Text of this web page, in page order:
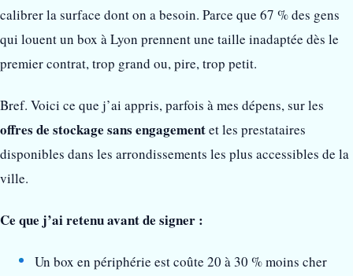
calibrer la surface dont on a besoin. Parce que 67 % des gens
qui louent un box à Lyon prennent une taille inadaptée dès le
premier contrat, trop grand ou, pire, trop petit.
Bref. Voici ce que j’ai appris, parfois à mes dépens, sur les
offres de stockage sans engagementet les prestataires
disponibles dans les arrondissements les plus accessibles de la
ville.
Ce que j’ai retenu avant de signer :
Un box en périphérie est coûte 20 à 30 % moins cher